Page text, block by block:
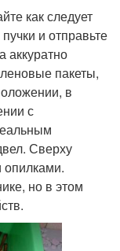
как следует
и отправьте
аккуратно
пакеты,
в
с
Сверху
но в этом